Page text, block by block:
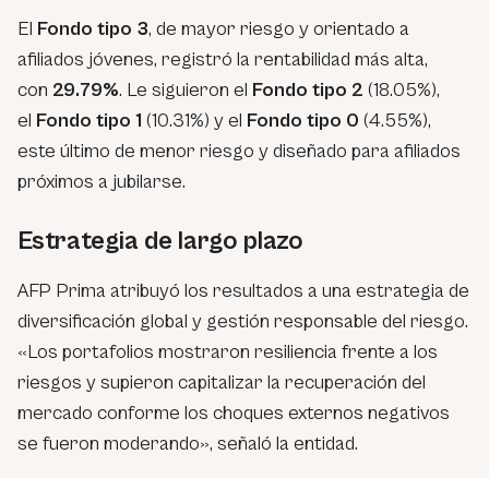
El Fondo tipo 3, de mayor riesgo y orientado a
afiliados jóvenes, registró la rentabilidad más alta,
con 29.79%. Le siguieron el Fondo tipo 2 (18.05%),
el Fondo tipo 1 (10.31%) y el Fondo tipo 0 (4.55%),
este último de menor riesgo y diseñado para afiliados
próximos a jubilarse.
Estrategia de largo plazo
AFP Prima atribuyó los resultados a una estrategia de
diversificación global y gestión responsable del riesgo.
«Los portafolios mostraron resiliencia frente a los
riesgos y supieron capitalizar la recuperación del
mercado conforme los choques externos negativos
se fueron moderando», señaló la entidad.